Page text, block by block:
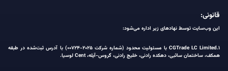
قانونی:
این وب‌سایت توسط نهادهای زیر اداره می‌شود:
۱.CGTrade LC Limited با مسئولیت محدود (شماره شرکت ۲۰۲۵-۰۰۷۲۴) با آدرس ثبت‌شده در طبقه
همکف، ساختمان ساثبی، دهکده رادنی، خلیج رادنی، گروس-آیله، Cent لوسیا.